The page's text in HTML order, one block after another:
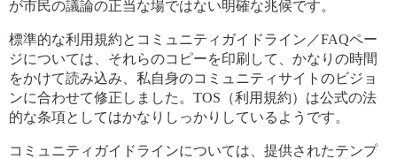
が市民の議論の正当な場ではない明確な兆候です。
標準的な利用規約とコミュニティガイドライン／FAQペー
ジについては、それらのコピーを印刷して、かなりの時間
をかけて読み込み、私自身のコミュニティサイトのビジョ
ンに合わせて修正しました。TOS（利用規約）は公式の法
的な条項としてはかなりしっかりしているようです。
コミュニティガイドラインについては、提供されたテンプ